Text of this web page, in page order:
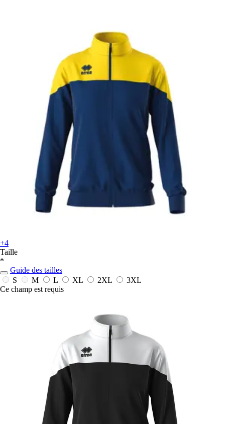
+4
Taille
*
Guide des tailles
S
M L XL 2XL
3XL
Ce champ est requis